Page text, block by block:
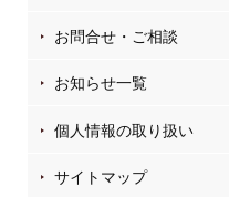
お問合せ・ご相談
お知らせ一覧
個人情報の取り扱い
サイトマップ